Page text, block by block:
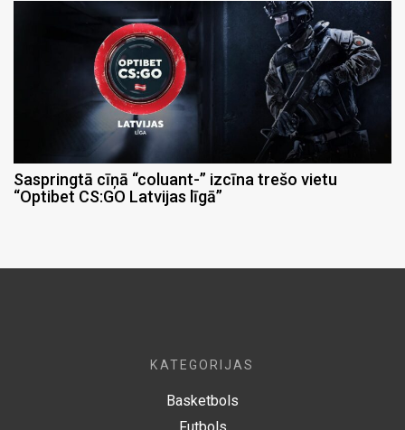
Saspringtā cīņā “coluant-” izcīna trešo vietu
“Optibet CS:GO Latvijas līgā”
KATEGORIJAS
Basketbols